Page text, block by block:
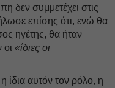
δεν συμμετέχει στις
επίσης ότι, ενώ θα
ηγέτης, θα ήταν
«ίδιες οι
ίδια αυτόν τον ρόλο, η